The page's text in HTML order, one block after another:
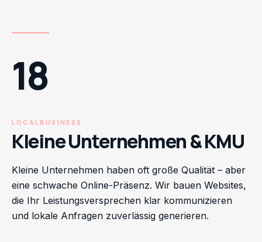
18
LOCALBUSINESS
Kleine Unternehmen & KMU
Kleine Unternehmen haben oft große Qualität – aber
eine schwache Online-Präsenz. Wir bauen Websites,
die Ihr Leistungsversprechen klar kommunizieren
und lokale Anfragen zuverlässig generieren.